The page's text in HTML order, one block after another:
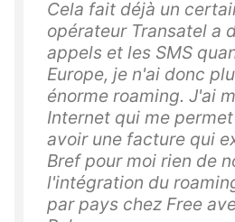
Cela fait déjà un
opérateur Transatel a
appels et les SMS
Europe, je n'ai donc
énorme roaming. J'ai
Internet qui me
avoir une facture qui
Bref pour moi rien de
l'intégration du
par pays chez Free